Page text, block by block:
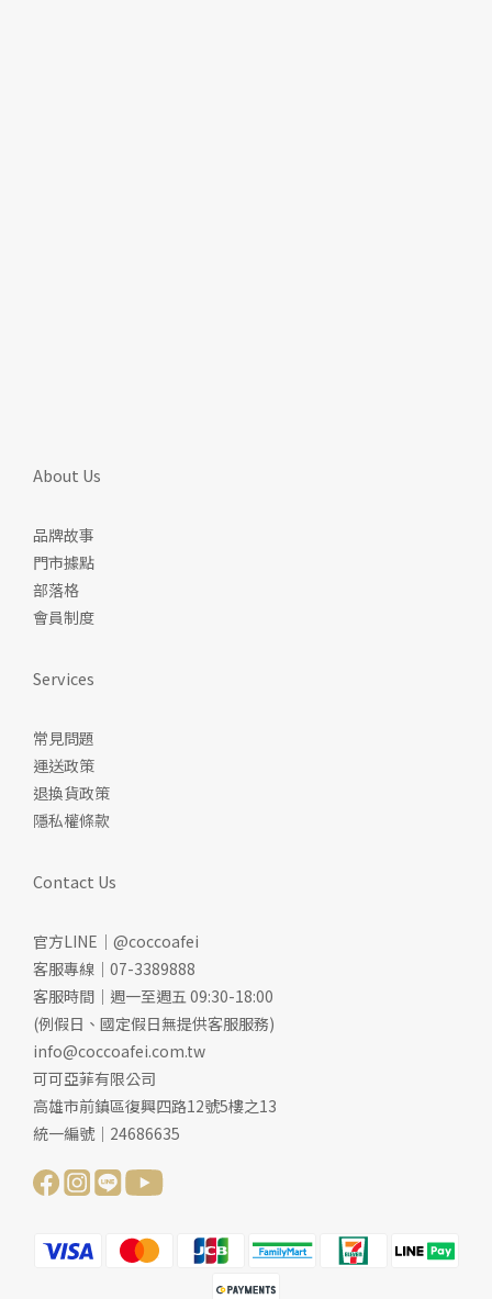
About Us
品牌故事
門市據點
部落格
會員制度
Services
常見問題
運送政策
退換貨政策
隱私權條款
Contact Us
官方LINE｜@coccoafei
客服專線｜07-3389888
客服時間｜週一至週五 09:30-18:00
(例假日、國定假日無提供客服服務)
info@coccoafei.com.tw
可可亞菲有限公司
高雄市前鎮區復興四路12號5樓之13
統一編號｜24686635